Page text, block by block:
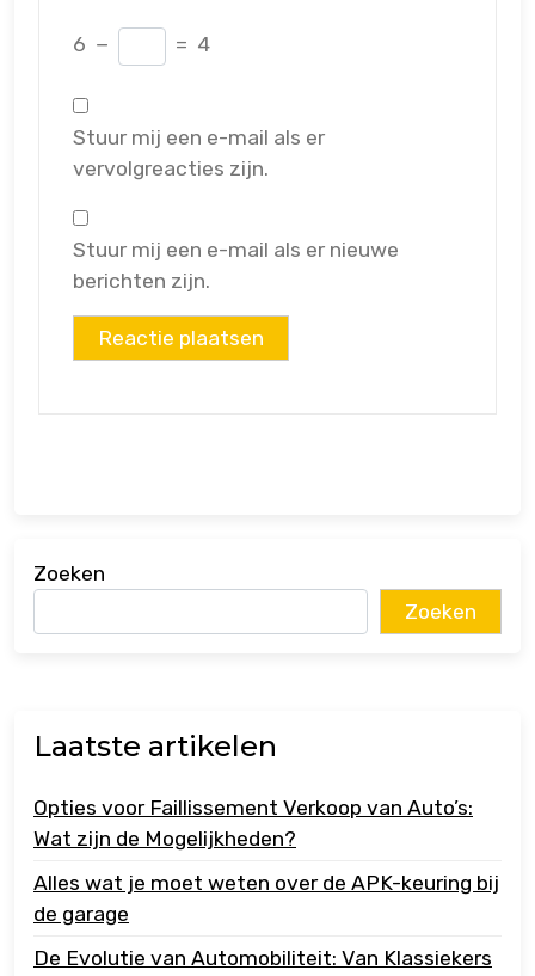
6 − = 4
Stuur mij een e-mail als er
vervolgreacties zijn.
Stuur mij een e-mail als er nieuwe
berichten zijn.
Zoeken
Zoeken
Laatste artikelen
Opties voor Faillissement Verkoop van Auto’s:
Wat zijn de Mogelijkheden?
Alles wat je moet weten over de APK-keuring bij
de garage
De Evolutie van Automobiliteit: Van Klassiekers